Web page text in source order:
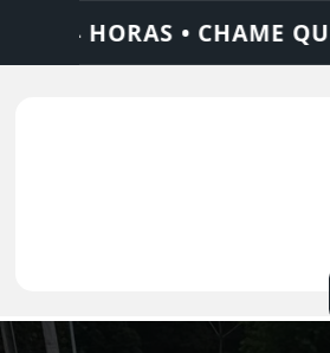
AJAX SOLUÇÕES